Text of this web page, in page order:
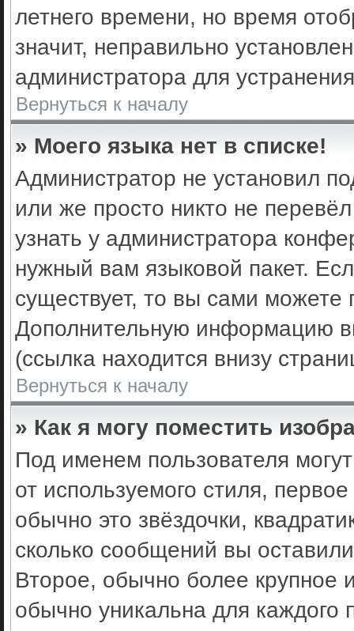
летнего времени, но время
значит, неправильно
администратора для
Вернуться к началу
» Моего языка нет в списке!
Администратор не установил
или же просто никто не
узнать у администратора
нужный вам языковой пакет.
существует, то вы сами можете
Дополнительную информацию
(ссылка находится внизу
Вернуться к началу
» Как я могу поместить
Под именем пользователя
от используемого стиля,
обычно это звёздочки,
сколько сообщений вы
Второе, обычно более крупное
обычно уникальна для каждого